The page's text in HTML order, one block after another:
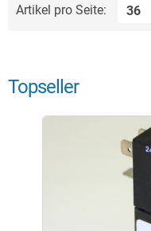
Artikel pro Seite:
Topseller